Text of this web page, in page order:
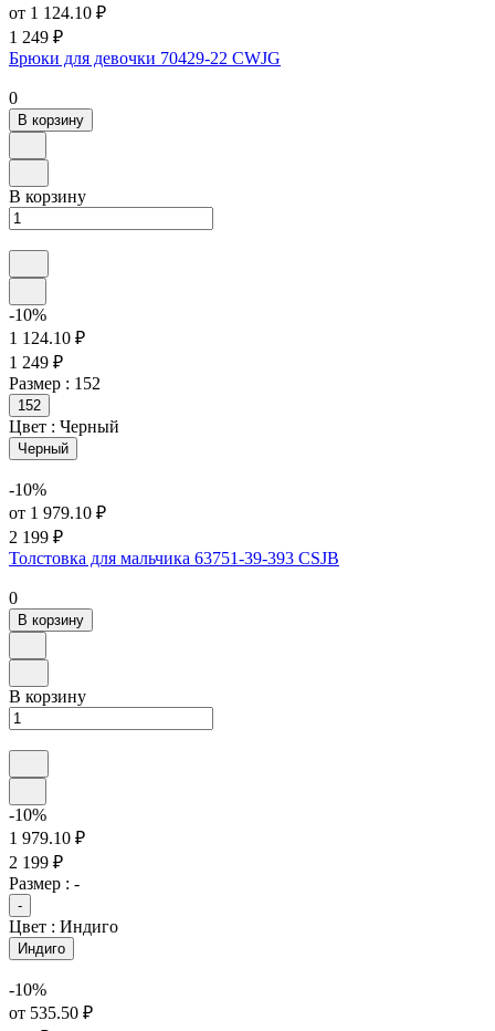
от 1 124.10 ₽
1 249 ₽
Брюки для девочки 70429-22 CWJG
0
В корзину
В корзину
-10%
1 124.10 ₽
1 249 ₽
Размер : 152
152
Цвет : Черный
Черный
-10%
от 1 979.10 ₽
2 199 ₽
Толстовка для мальчика 63751-39-393 CSJB
0
В корзину
В корзину
-10%
1 979.10 ₽
2 199 ₽
Размер : -
-
Цвет : Индиго
Индиго
-10%
от 535.50 ₽